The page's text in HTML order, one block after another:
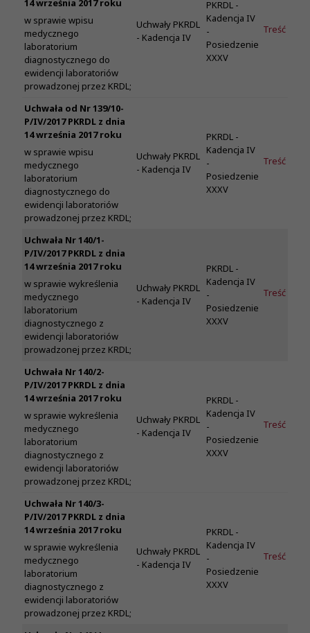
14 września 2017 roku
w sprawie wpisu
medycznego
laboratorium
diagnostycznego do
ewidencji laboratoriów
prowadzonej przez KRDL;
Uchwały PKRDL
- Kadencja IV
PKRDL -
Kadencja IV
-
Posiedzenie
XXXV
Treść
Uchwała od Nr 139/10-
P/IV/2017 PKRDL z dnia
14 września 2017 roku
w sprawie wpisu
medycznego
laboratorium
diagnostycznego do
ewidencji laboratoriów
prowadzonej przez KRDL;
Uchwały PKRDL
- Kadencja IV
PKRDL -
Kadencja IV
-
Posiedzenie
XXXV
Treść
Uchwała Nr 140/1-
P/IV/2017 PKRDL z dnia
14 września 2017 roku
w sprawie wykreślenia
medycznego
laboratorium
diagnostycznego z
ewidencji laboratoriów
prowadzonej przez KRDL;
Uchwały PKRDL
- Kadencja IV
PKRDL -
Kadencja IV
-
Posiedzenie
XXXV
Treść
Uchwała Nr 140/2-
P/IV/2017 PKRDL z dnia
14 września 2017 roku
w sprawie wykreślenia
medycznego
laboratorium
diagnostycznego z
ewidencji laboratoriów
prowadzonej przez KRDL;
Uchwały PKRDL
- Kadencja IV
PKRDL -
Kadencja IV
-
Posiedzenie
XXXV
Treść
Uchwała Nr 140/3-
P/IV/2017 PKRDL z dnia
14 września 2017 roku
w sprawie wykreślenia
medycznego
laboratorium
diagnostycznego z
ewidencji laboratoriów
prowadzonej przez KRDL;
Uchwały PKRDL
- Kadencja IV
PKRDL -
Kadencja IV
-
Posiedzenie
XXXV
Treść